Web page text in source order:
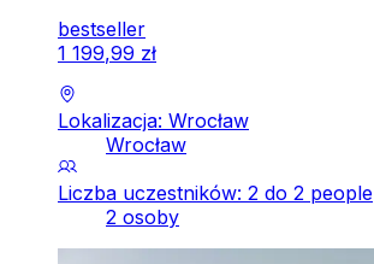
bestseller
1 199,99 zł
Lokalizacja: Wrocław
Wrocław
Liczba uczestników: 2 do 2 people
2 osoby